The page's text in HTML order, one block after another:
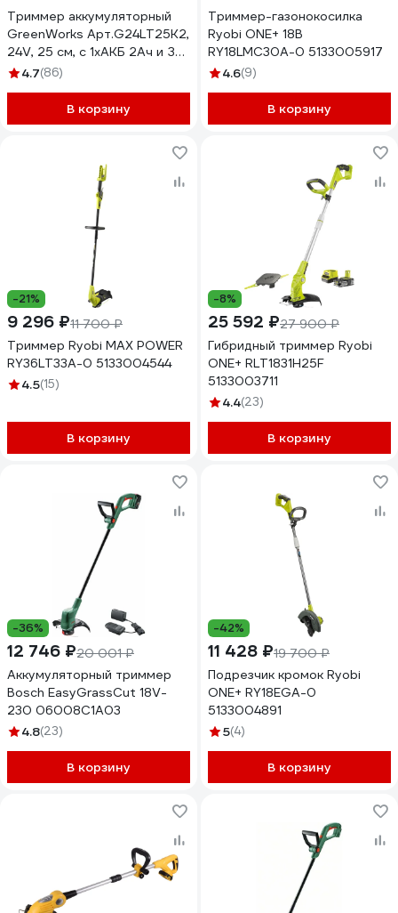
Триммер аккумуляторный
GreenWorks Арт.G24LT25К2,
24V, 25 см, с 1хАКБ 2Ач и ЗУ
2107207SA
4.7(86)
В корзину
Триммер-газонокосилка
Ryobi ONE+ 18В
RY18LMC30A-0 5133005917
4.6(9)
В корзину
-21%
9 296 ₽11 700 ₽
Триммер Ryobi MAX POWER
RY36LT33A-0 5133004544
4.5(15)
В корзину
-8%
25 592 ₽27 900 ₽
Гибридный триммер Ryobi
ONE+ RLT1831H25F
5133003711
4.4(23)
В корзину
-36%
12 746 ₽20 001 ₽
Аккумуляторный триммер
Bosch EasyGrassCut 18V-
230 06008C1A03
4.8(23)
В корзину
-42%
11 428 ₽19 700 ₽
Подрезчик кромок Ryobi
ONE+ RY18EGA-0
5133004891
5(4)
В корзину